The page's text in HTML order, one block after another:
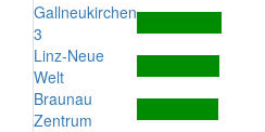
Gallneukirchen
3
Linz-Neue
Welt
Braunau
Zentrum